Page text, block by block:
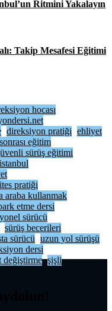
Ritmini Yakalayın
Takip Mesafesi Eğitimi
hocası
direksiyon pratiği ehliyet
eğitim
sürüş eğitimi
istanbul
pratiği
araba kullanmak
etme dersi
sürücü
sürüş becerileri
sürücü uzun yol sürüşü
dersi
değiştirme şişli